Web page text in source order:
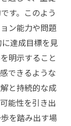
す。このよう
ン能力や問題
達成目標を見
明示すること
できるような
と持続的な成
能性を引き出
を踏み出す場